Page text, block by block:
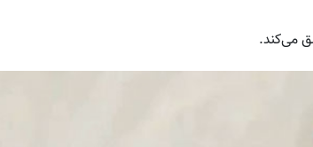
می‌کند.
رامین تعصب استقلال را